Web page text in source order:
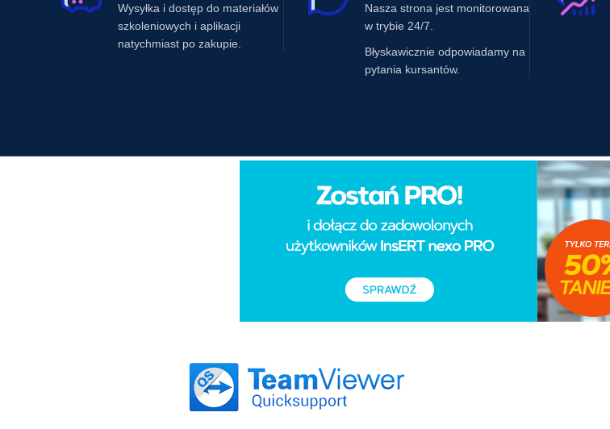
Wysyłka i dostęp do materiałów
szkoleniowych i aplikacji
natychmiast po zakupie.
Nasza strona jest monitorowana
w trybie 24/7.
Błyskawicznie odpowiadamy na
pytania kursantów.